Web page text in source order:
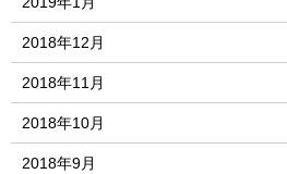
2018年12月
2018年11月
2018年10月
2018年9月